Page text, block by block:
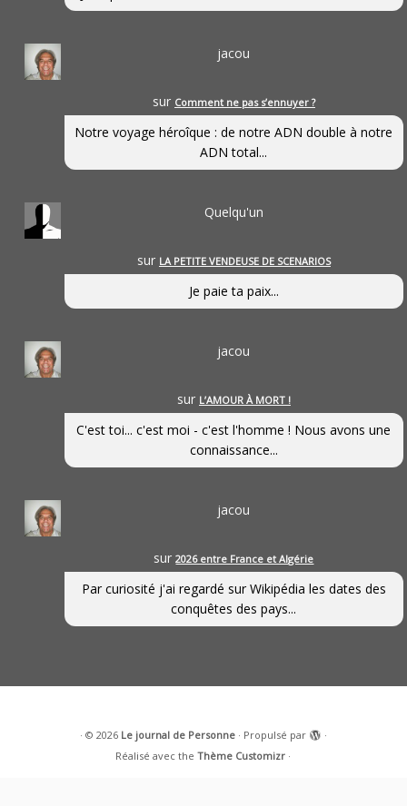
jacou
sur Comment ne pas s’ennuyer ?
Notre voyage héroîque : de notre ADN double à notre
ADN total...
Quelqu'un
sur LA PETITE VENDEUSE DE SCENARIOS
Je paie ta paix...
jacou
sur L’AMOUR À MORT !
C'est toi... c'est moi - c'est l'homme ! Nous avons une
connaissance...
jacou
sur2026 entre France et Algérie
Par curiosité j'ai regardé sur Wikipédia les dates des
conquêtes des pays...
· © 2026 Le journal de Personne· Propulsé par
·
Réalisé avec theThème Customizr ·